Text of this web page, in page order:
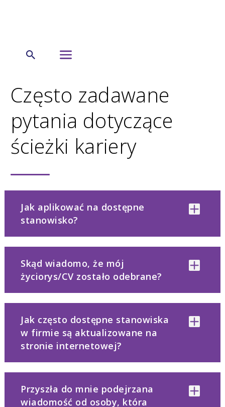
Kariera
Często zadawane
pytania dotyczące
ścieżki kariery
Jak aplikować na dostępne
stanowisko?
Skąd wiadomo, że mój
życiorys/CV zostało odebrane?
Jak często dostępne stanowiska
w firmie są aktualizowane na
stronie internetowej?
Przyszła do mnie podejrzana
wiadomość od osoby, która